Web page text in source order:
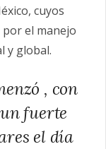
cuyos
el manejo
y global.
, con
fuerte
el día